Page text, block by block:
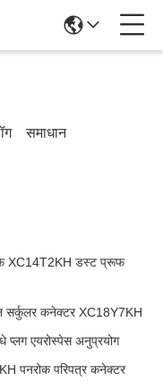
समाधान
XC14T2KH डस्ट प्रूफ
सर्कुलर कनेक्टर XC18Y7KH
प्लग एयरोस्पेस अनुप्रयोग
पनरोक परिपत्र कनेक्टर